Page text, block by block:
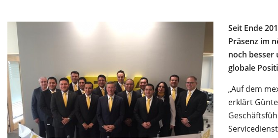
Seit Ende
Präsenz im
noch besser
globale
„Auf dem
erklärt